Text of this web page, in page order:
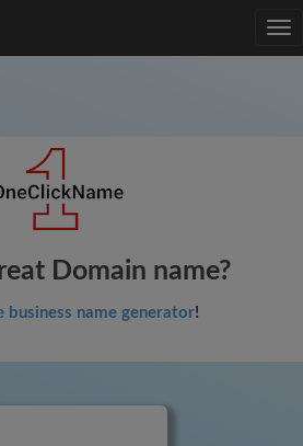
Domain name?
business name generator!